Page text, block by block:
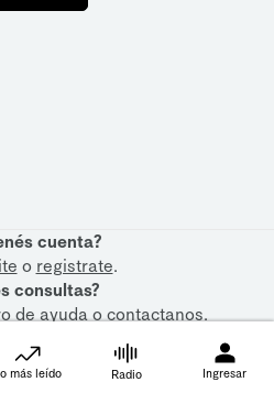
cuenta?
o registrate.
consultas?
de ayudaocontactanos.
más leído Radio Ingresar